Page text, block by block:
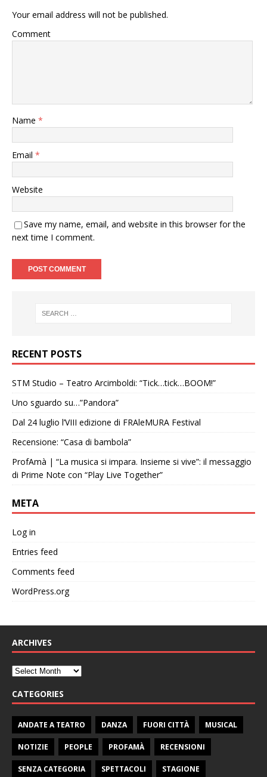
Your email address will not be published.
Comment
Name *
Email *
Website
Save my name, email, and website in this browser for the
next time I comment.
RECENT POSTS
STM Studio – Teatro Arcimboldi: “Tick…tick…BOOM!”
Uno sguardo su…”Pandora”
Dal 24 luglio l’VIII edizione di FRAleMURA Festival
Recensione: “Casa di bambola”
ProfAmà | “La musica si impara. Insieme si vive”: il messaggio
di Prime Note con “Play Live Together”
META
Log in
Entries feed
Comments feed
WordPress.org
ARCHIVES
CATEGORIES
ANDATE A TEATRO DANZA FUORI CITTÀ MUSICAL
NOTIZIE PEOPLE PROFAMÀ RECENSIONI
SENZA CATEGORIA SPETTACOLI STAGIONE